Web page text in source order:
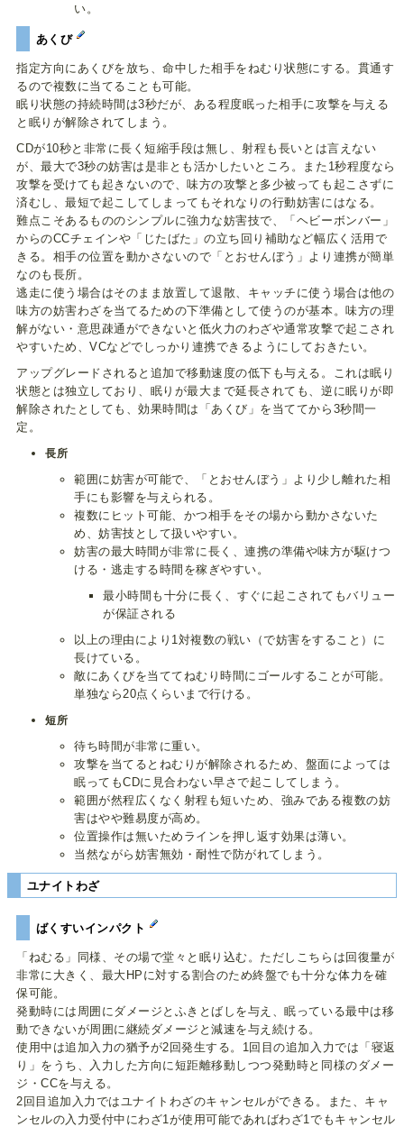
い。
あくび
指定方向にあくびを放ち、命中した相手をねむり状態にする。貫通す
るので複数に当てることも可能。
眠り状態の持続時間は3秒だが、ある程度眠った相手に攻撃を与える
と眠りが解除されてしまう。
CDが10秒と非常に長く短縮手段は無し、射程も長いとは言えない
が、最大で3秒の妨害は是非とも活かしたいところ。また1秒程度なら
攻撃を受けても起きないので、味方の攻撃と多少被っても起こさずに
済むし、最短で起こしてしまってもそれなりの行動妨害にはなる。
難点こそあるもののシンプルに強力な妨害技で、「ヘビーボンバー」
からのCCチェインや「じたばた」の立ち回り補助など幅広く活用で
きる。相手の位置を動かさないので「とおせんぼう」より連携が簡単
なのも長所。
逃走に使う場合はそのまま放置して退散、キャッチに使う場合は他の
味方の妨害わざを当てるための下準備として使うのが基本。味方の理
解がない・意思疎通ができないと低火力のわざや通常攻撃で起こされ
やすいため、VCなどでしっかり連携できるようにしておきたい。
アップグレードされると追加で移動速度の低下も与える。これは眠り
状態とは独立しており、眠りが最大まで延長されても、逆に眠りが即
解除されたとしても、効果時間は「あくび」を当ててから3秒間一
定。
長所
範囲に妨害が可能で、「とおせんぼう」より少し離れた相
手にも影響を与えられる。
複数にヒット可能、かつ相手をその場から動かさないた
め、妨害技として扱いやすい。
妨害の最大時間が非常に長く、連携の準備や味方が駆けつ
ける・逃走する時間を稼ぎやすい。
最小時間も十分に長く、すぐに起こされてもバリュー
が保証される
以上の理由により1対複数の戦い（で妨害をすること）に
長けている。
敵にあくびを当ててねむり時間にゴールすることが可能。
単独なら20点くらいまで行ける。
短所
待ち時間が非常に重い。
攻撃を当てるとねむりが解除されるため、盤面によっては
眠ってもCDに見合わない早さで起こしてしまう。
範囲が然程広くなく射程も短いため、強みである複数の妨
害はやや難易度が高め。
位置操作は無いためラインを押し返す効果は薄い。
当然ながら妨害無効・耐性で防がれてしまう。
ユナイトわざ
ばくすいインパクト
「ねむる」同様、その場で堂々と眠り込む。ただしこちらは回復量が
非常に大きく、最大HPに対する割合のため終盤でも十分な体力を確
保可能。
発動時には周囲にダメージとふきとばしを与え、眠っている最中は移
動できないが周囲に継続ダメージと減速を与え続ける。
使用中は追加入力の猶予が2回発生する。1回目の追加入力では「寝返
り」をうち、入力した方向に短距離移動しつつ発動時と同様のダメー
ジ・CCを与える。
2回目追加入力ではユナイトわざのキャンセルができる。また、キャ
ンセルの入力受付中にわざ1が使用可能であればわざ1でもキャンセル